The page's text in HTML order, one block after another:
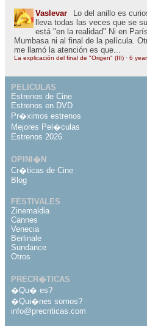
Vaslevar
Lo del anillo es
lleva todas las veces que se
está "en la realidad" Ni en
Mumbasa ni al final de la película.
me llamó la atención es que...
La explicación del final de "Origen" (III) · 6
PELICULAS
Estrenos de Cine
Estrenos en DVD
Pr�ximos estrenos
Mejores Pel�culas
Estrenos 2026
OPINI�N
Cr�ticas de Cine
Blog
FESTIVALES
Zinemaldia
Cannes
Venecia
Berlinale
Sundance
Otros
PRECR�TICAS
�Qu� es?
�Qui�nes somos?
info@precriticas.com